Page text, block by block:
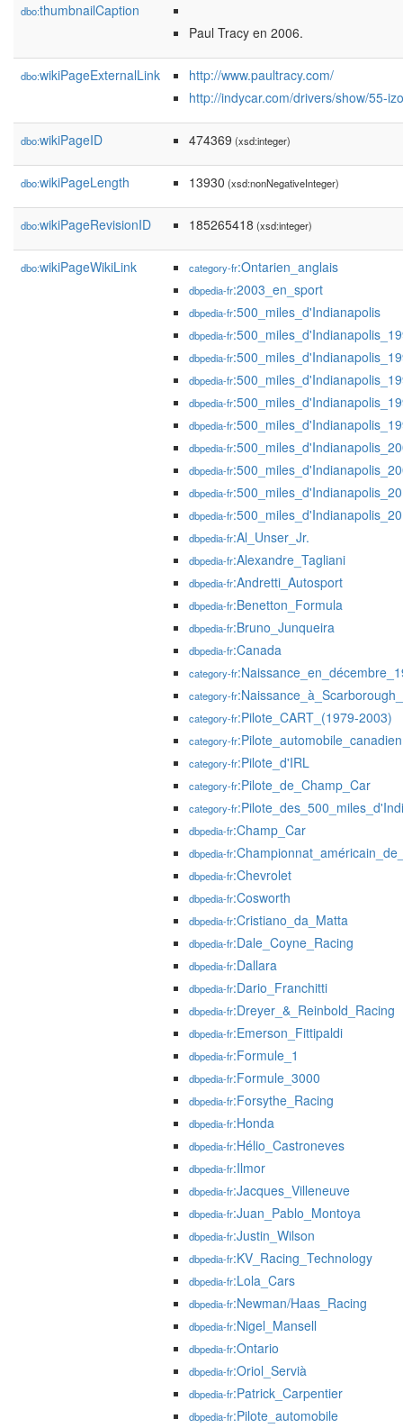
dbo:thumbnailCaption
Paul Tracy en 2006.
dbo:wikiPageExternalLink
http://www.paultracy.com/
http://indycar.com/drivers/show/55-
dbo:wikiPageID 474369 (xsd:integer)
dbo:wikiPageLength 13930 (xsd:nonNegativeInteger)
dbo:wikiPageRevisionID 185265418 (xsd:integer)
dbo:wikiPageWikiLink category-fr:Ontarien_anglais
dbpedia-fr:2003_en_sport
dbpedia-fr:500_miles_d'Indianapolis
dbpedia-fr
dbpedia-fr
dbpedia-fr
dbpedia-fr
dbpedia-fr
dbpedia-fr
dbpedia-fr
dbpedia-fr
dbpedia-fr
dbpedia-fr:Al_Unser_Jr.
dbpedia-fr:Alexandre_Tagliani
dbpedia-fr:Andretti_Autosport
dbpedia-fr:Benetton_Formula
dbpedia-fr:Bruno_Junqueira
dbpedia-fr:Canada
category-fr
category-fr
category-fr:Pilote_CART_(1979-2003)
category-fr:Pilote_automobile_canadien
category-fr:Pilote_d'IRL
category-fr:Pilote_de_Champ_Car
category-fr
dbpedia-fr:Champ_Car
dbpedia-fr
dbpedia-fr:Chevrolet
dbpedia-fr:Cosworth
dbpedia-fr:Cristiano_da_Matta
dbpedia-fr:Dale_Coyne_Racing
dbpedia-fr:Dallara
dbpedia-fr:Dario_Franchitti
dbpedia-fr:Dreyer_&_Reinbold_Racing
dbpedia-fr:Emerson_Fittipaldi
dbpedia-fr:Formule_1
dbpedia-fr:Formule_3000
dbpedia-fr:Forsythe_Racing
dbpedia-fr:Honda
dbpedia-fr:Hélio_Castroneves
dbpedia-fr:Ilmor
dbpedia-fr:Jacques_Villeneuve
dbpedia-fr:Juan_Pablo_Montoya
dbpedia-fr:Justin_Wilson
dbpedia-fr:KV_Racing_Technology
dbpedia-fr:Lola_Cars
dbpedia-fr:Newman/Haas_Racing
dbpedia-fr:Nigel_Mansell
dbpedia-fr:Ontario
dbpedia-fr:Oriol_Servià
dbpedia-fr:Patrick_Carpentier
dbpedia-fr:Pilote_automobile